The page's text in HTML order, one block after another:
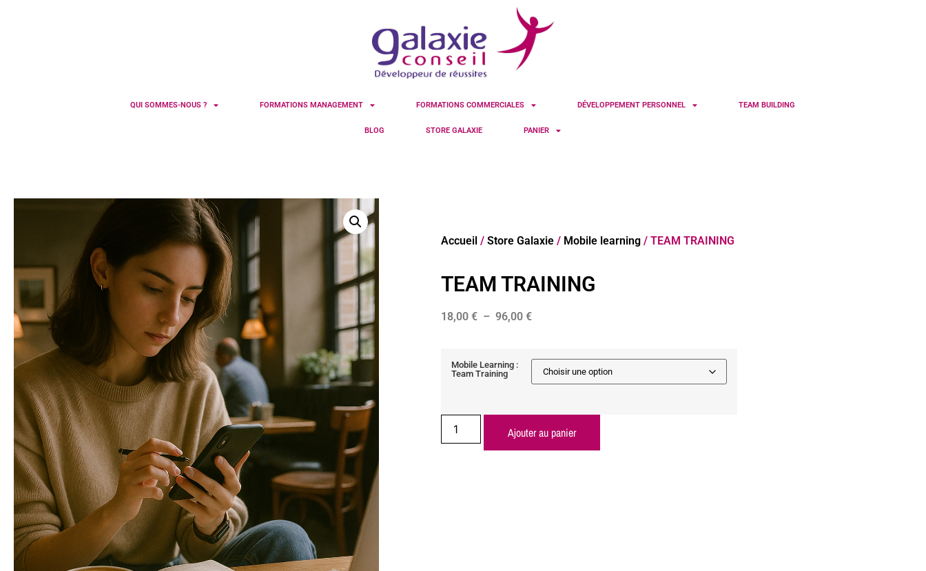
QUI SOMMES-NOUS ? FORMATIONS MANAGEMENT FORMATIONS COMMERCIALES DÉVELOPPEMENT PERSONNEL TEAM BUILDING
BLOG STORE GALAXIE PANIER
Accueil / Store Galaxie / Mobile learning / TEAM TRAINING
TEAM TRAINING
18,00 € – 96,00 €
Mobile Learning :
Team Training
Ajouter au panier